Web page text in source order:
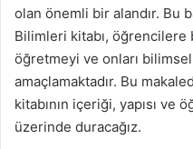
olan önemli bir alandır. Bu
Bilimleri kitabı,
öğretmeyi ve onları
amaçlamaktadır. Bu
kitabının içeriği, yapısı ve
üzerinde duracağız.